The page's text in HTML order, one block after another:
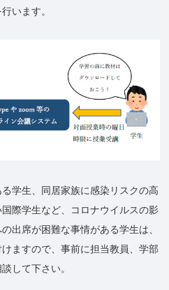
います。
学⽣、同居家族に感染リスクの高
際学⽣など、コロナウイルスの影
出席が困難な事情がある学⽣は、
ますので、事前に担当教員、学部
して下さい。